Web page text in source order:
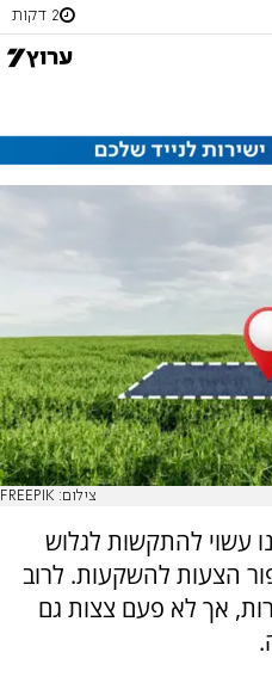
2 דקות
צילום: FREEPIK
עשוי להתקשות לגלוש
הצעות להשקעות. לרוב
אך לא פעם צצות גם